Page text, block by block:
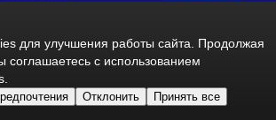
права - Copyright © 2006-2026
All rights reserved
Heroes World (English)
для улучшения работы сайта. Продолжая
соглашаетесь с использованием
Отклонить Принять все